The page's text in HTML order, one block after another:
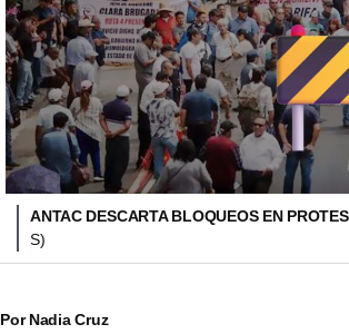
ANTAC DESCARTA BLOQUEOS EN
S)
PorNadia Cruz